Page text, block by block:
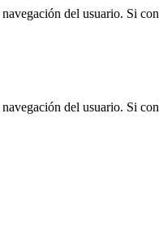
del usuario. Si
del usuario. Si